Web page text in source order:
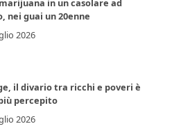
in un casolare ad
nei guai un 20enne
2026
il divario tra ricchi e poveri è
percepito
2026